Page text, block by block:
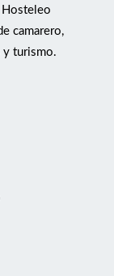
Hosteleo
camarero,
y turismo.